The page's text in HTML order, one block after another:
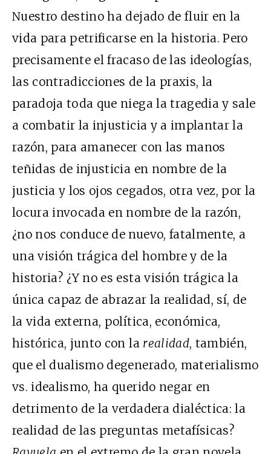
Nuestro destino ha dejado de fluir en la
vida para petrificarse en la historia. Pero
precisamente el fracaso de las ideologías,
las contradicciones de la praxis, la
paradoja toda que niega la tragedia y sale
a combatir la injusticia y a implantar la
razón, para amanecer con las manos
teñidas de injusticia en nombre de la
justicia y los ojos cegados, otra vez, por la
locura invocada en nombre de la razón,
¿no nos conduce de nuevo, fatalmente, a
una visión trágica del hombre y de la
historia? ¿Y no es esta visión trágica la
única capaz de abrazar la realidad, sí, de
la vida externa, política, económica,
histórica, junto con la realidad, también,
que el dualismo degenerado, materialismo
vs. idealismo, ha querido negar en
detrimento de la verdadera dialéctica: la
realidad de las preguntas metafísicas?